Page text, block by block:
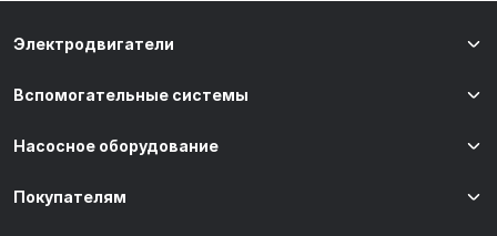
Электродвигатели
Вспомогательные системы
Насосное оборудование
Покупателям